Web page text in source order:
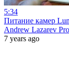
5:34
Питание камер
Andrew Lazarev
7 years ago